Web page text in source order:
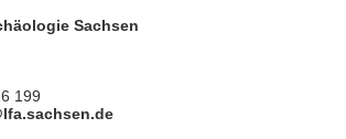
Sachsen
199